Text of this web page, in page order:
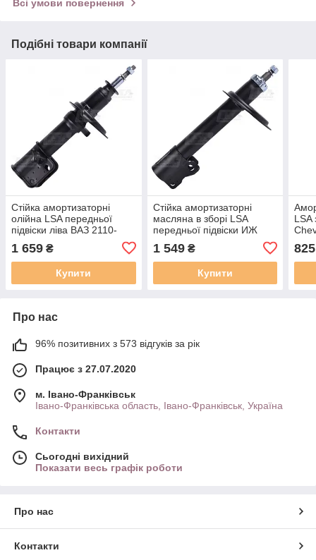
Всі умови повернення
Подібні товари компанії
Стійка амортизаторні
олійна LSA передньої
підвіски ліва ВАЗ 2110-
2112, Lada Priora LA 2110-
2905002-03L
1 659 ₴
Купити
Стійка амортизаторні
масляна в зборі LSA
передньої підвіски ИЖ
2126 Ода, 2717 LA 2126-
2905010-72
1 549₴
Купити
LSA
825
Про нас
96% позитивних з 573 відгуків за рік
Працює з 27.07.2020
м. Івано-Франківськ
Івано-Франківська область, Івано-Франківськ, Україна
Контакти
Сьогодні вихідний
Показати весь графік роботи
Про нас
Контакти